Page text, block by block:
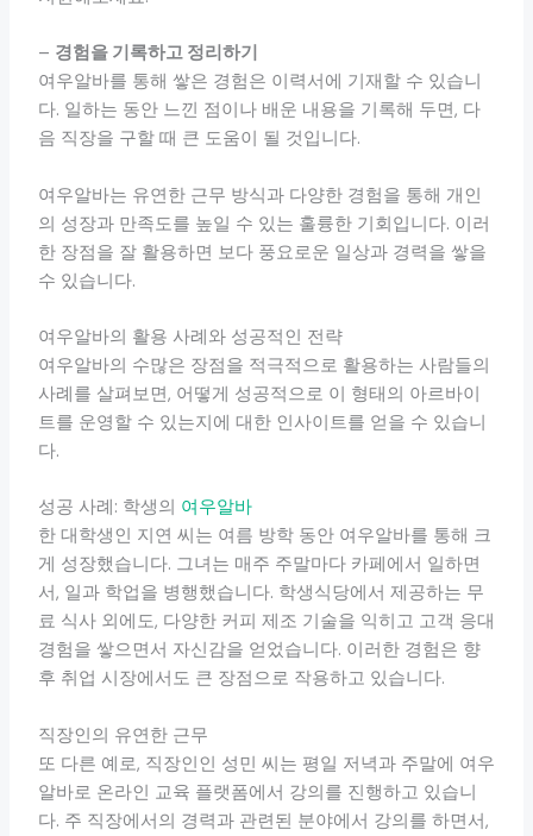
– 경험을 기록하고 정리하기
여우알바를 통해 쌓은 경험은 이력서에 기재할 수 있습니
다. 일하는 동안 느낀 점이나 배운 내용을 기록해 두면, 다
음 직장을 구할 때 큰 도움이 될 것입니다.
여우알바는 유연한 근무 방식과 다양한 경험을 통해 개인
의 성장과 만족도를 높일 수 있는 훌륭한 기회입니다. 이러
한 장점을 잘 활용하면 보다 풍요로운 일상과 경력을 쌓을
수 있습니다.
여우알바의 활용 사례와 성공적인 전략
여우알바의 수많은 장점을 적극적으로 활용하는 사람들의
사례를 살펴보면, 어떻게 성공적으로 이 형태의 아르바이
트를 운영할 수 있는지에 대한 인사이트를 얻을 수 있습니
다.
성공 사례: 학생의 여우알바
한 대학생인 지연 씨는 여름 방학 동안 여우알바를 통해 크
게 성장했습니다. 그녀는 매주 주말마다 카페에서 일하면
서, 일과 학업을 병행했습니다. 학생식당에서 제공하는 무
료 식사 외에도, 다양한 커피 제조 기술을 익히고 고객 응대
경험을 쌓으면서 자신감을 얻었습니다. 이러한 경험은 향
후 취업 시장에서도 큰 장점으로 작용하고 있습니다.
직장인의 유연한 근무
또 다른 예로, 직장인인 성민 씨는 평일 저녁과 주말에 여우
알바로 온라인 교육 플랫폼에서 강의를 진행하고 있습니
다. 주 직장에서의 경력과 관련된 분야에서 강의를 하면서,